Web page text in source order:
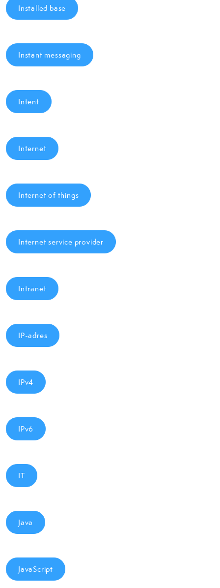
Installed base
Instant messaging
Intent
Internet
Internet of things
Internet service provider
Intranet
IP-adres
IPv4
IPv6
IT
Java
JavaScript